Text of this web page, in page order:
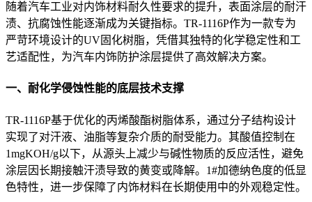
随着汽车工业对内饰材料耐久性要求的提升，表面涂层的耐汗
渍、抗腐蚀性能逐渐成为关键指标。TR-1116P作为一款专为
严苛环境设计的UV固化树脂，凭借其独特的化学稳定性和工
艺适配性，为汽车内饰防护涂层提供了高效解决方案。
一、耐化学侵蚀性能的底层技术支撑
TR-1116P基于优化的丙烯酸酯树脂体系，通过分子结构设计
实现了对汗液、油脂等复杂介质的耐受能力。其酸值控制在
1mgKOH/g以下，从源头上减少与碱性物质的反应活性，避免
涂层因长期接触汗渍导致的黄变或降解。1#加德纳色度的低显
色特性，进一步保障了内饰材料在长期使用中的外观稳定性。